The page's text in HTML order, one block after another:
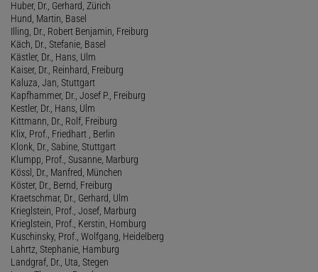
Huber, Dr., Gerhard, Zürich
Hund, Martin, Basel
Illing, Dr., Robert Benjamin, Freiburg
Käch, Dr., Stefanie, Basel
Kästler, Dr., Hans, Ulm
Kaiser, Dr., Reinhard, Freiburg
Kaluza, Jan, Stuttgart
Kapfhammer, Dr., Josef P., Freiburg
Kestler, Dr., Hans, Ulm
Kittmann, Dr., Rolf, Freiburg
Klix, Prof., Friedhart , Berlin
Klonk, Dr., Sabine, Stuttgart
Klumpp, Prof., Susanne, Marburg
Kössl, Dr., Manfred, München
Köster, Dr., Bernd, Freiburg
Kraetschmar, Dr., Gerhard, Ulm
Krieglstein, Prof., Josef, Marburg
Krieglstein, Prof., Kerstin, Homburg
Kuschinsky, Prof., Wolfgang, Heidelberg
Lahrtz, Stephanie, Hamburg
Landgraf, Dr., Uta, Stegen